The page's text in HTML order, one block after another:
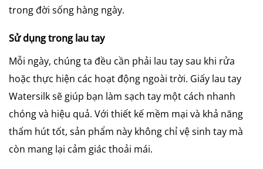
trong đời sống hàng ngày.
Sử dụng trong lau tay
Mỗi ngày, chúng ta đều cần phải lau tay sau khi rửa
hoặc thực hiện các hoạt động ngoài trời. Giấy lau tay
Watersilk sẽ giúp bạn làm sạch tay một cách nhanh
chóng và hiệu quả. Với thiết kế mềm mại và khả năng
thấm hút tốt, sản phẩm này không chỉ vệ sinh tay mà
còn mang lại cảm giác thoải mái.